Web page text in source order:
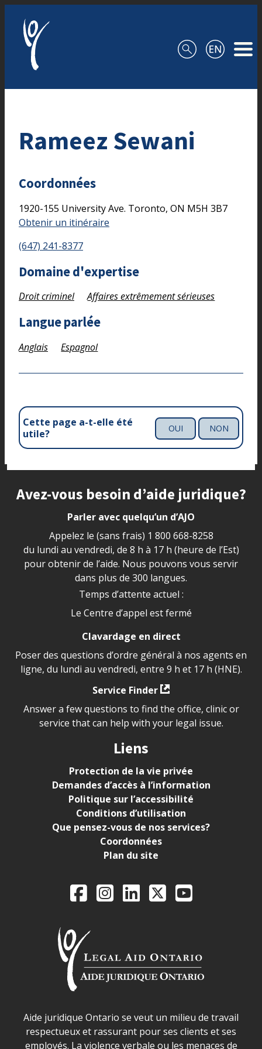
Rameez Sewani
Coordonnées
1920-155 University Ave. Toronto, ON M5H 3B7
Obtenir un itinéraire
(647) 241-8377
Domaine d'expertise
Droit criminel Affaires extrêmement sérieuses
Langue parlée
Anglais Espagnol
Cette page a-t-elle été
utile?
OUI NON
Site footer
Avez-vous besoin d’aide juridique?
Parler avec quelqu’un d’AJO
Appelez le (sans frais) 1 800 668-8258
du lundi au vendredi, de 8 h à 17 h (heure de l’Est)
pour obtenir de l’aide. Nous pouvons vous servir
dans plus de 300 langues.
Temps d’attente actuel :
Le Centre d’appel est fermé
Clavardage en direct
Poser des questions d’ordre général à nos agents en
ligne, du lundi au vendredi, entre 9 h et 17 h (HNE).
Service Finder
Answer a few questions to find the office, clinic or
service that can help with your legal issue.
Liens
Protection de la vie privée
Demandes d’accès à l’information
Politique sur l’accessibilité
Conditions d’utilisation
Que pensez-vous de nos services?
Coordonnées
Plan du site
Legal Aid Ontario
FacebookInstagram
LinkedIn
X YouTube
Déclaration sur la sécurité dans les locaux d'AJO.
Aide juridique Ontario se veut un milieu de travail
respectueux et rassurant pour ses clients et ses
employés. La violence verbale ou les menaces de